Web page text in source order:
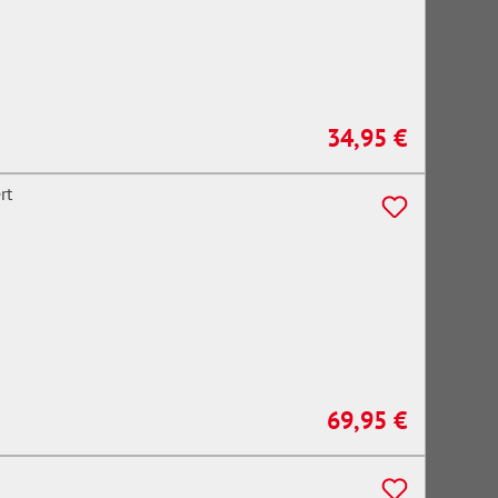
Regulärer Preis:
34,95 €
Regulärer Preis:
69,95 €